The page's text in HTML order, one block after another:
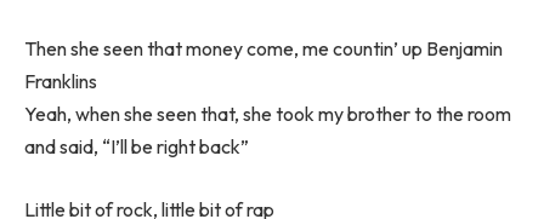
Then she seen that money come, me countin’ up Benjamin
Franklins
Yeah, when she seen that, she took my brother to the room
and said, “I’ll be right back”
Little bit of rock, little bit of rap